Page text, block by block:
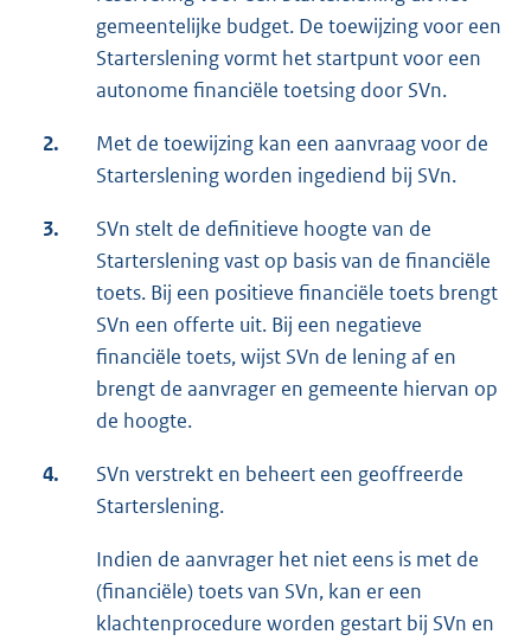
gemeentelijke budget. De toewijzing voor een
Starterslening vormt het startpunt voor een
autonome financiële toetsing door SVn.
2.
Met de toewijzing kan een aanvraag voor de
Starterslening worden ingediend bij SVn.
3.
SVn stelt de definitieve hoogte van de
Starterslening vast op basis van de financiële
toets. Bij een positieve financiële toets brengt
SVn een offerte uit. Bij een negatieve
financiële toets, wijst SVn de lening af en
brengt de aanvrager en gemeente hiervan op
de hoogte.
4.
SVn verstrekt en beheert een geoffreerde
Starterslening.
Indien de aanvrager het niet eens is met de
(financiële) toets van SVn, kan er een
klachtenprocedure worden gestart bij SVn en